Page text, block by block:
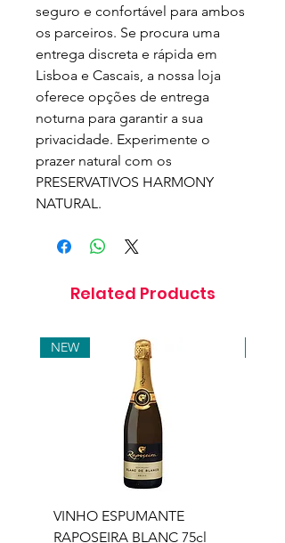
seguro e confortável para ambos
os parceiros. Se procura uma
entrega discreta e rápida em
Lisboa e Cascais, a nossa loja
oferece opções de entrega
noturna para garantir a sua
privacidade. Experimente o
prazer natural com os
PRESERVATIVOS HARMONY
NATURAL.
Related Products
NEW
VINHO ESPUMANTE
RAPOSEIRA BLANC 75cl